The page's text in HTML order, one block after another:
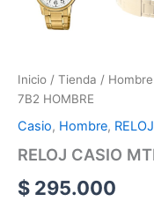
Inicio / Tienda / Hombre
7B2 HOMBRE
Casio, Hombre,
RELOJ CASIO
$ 295.000